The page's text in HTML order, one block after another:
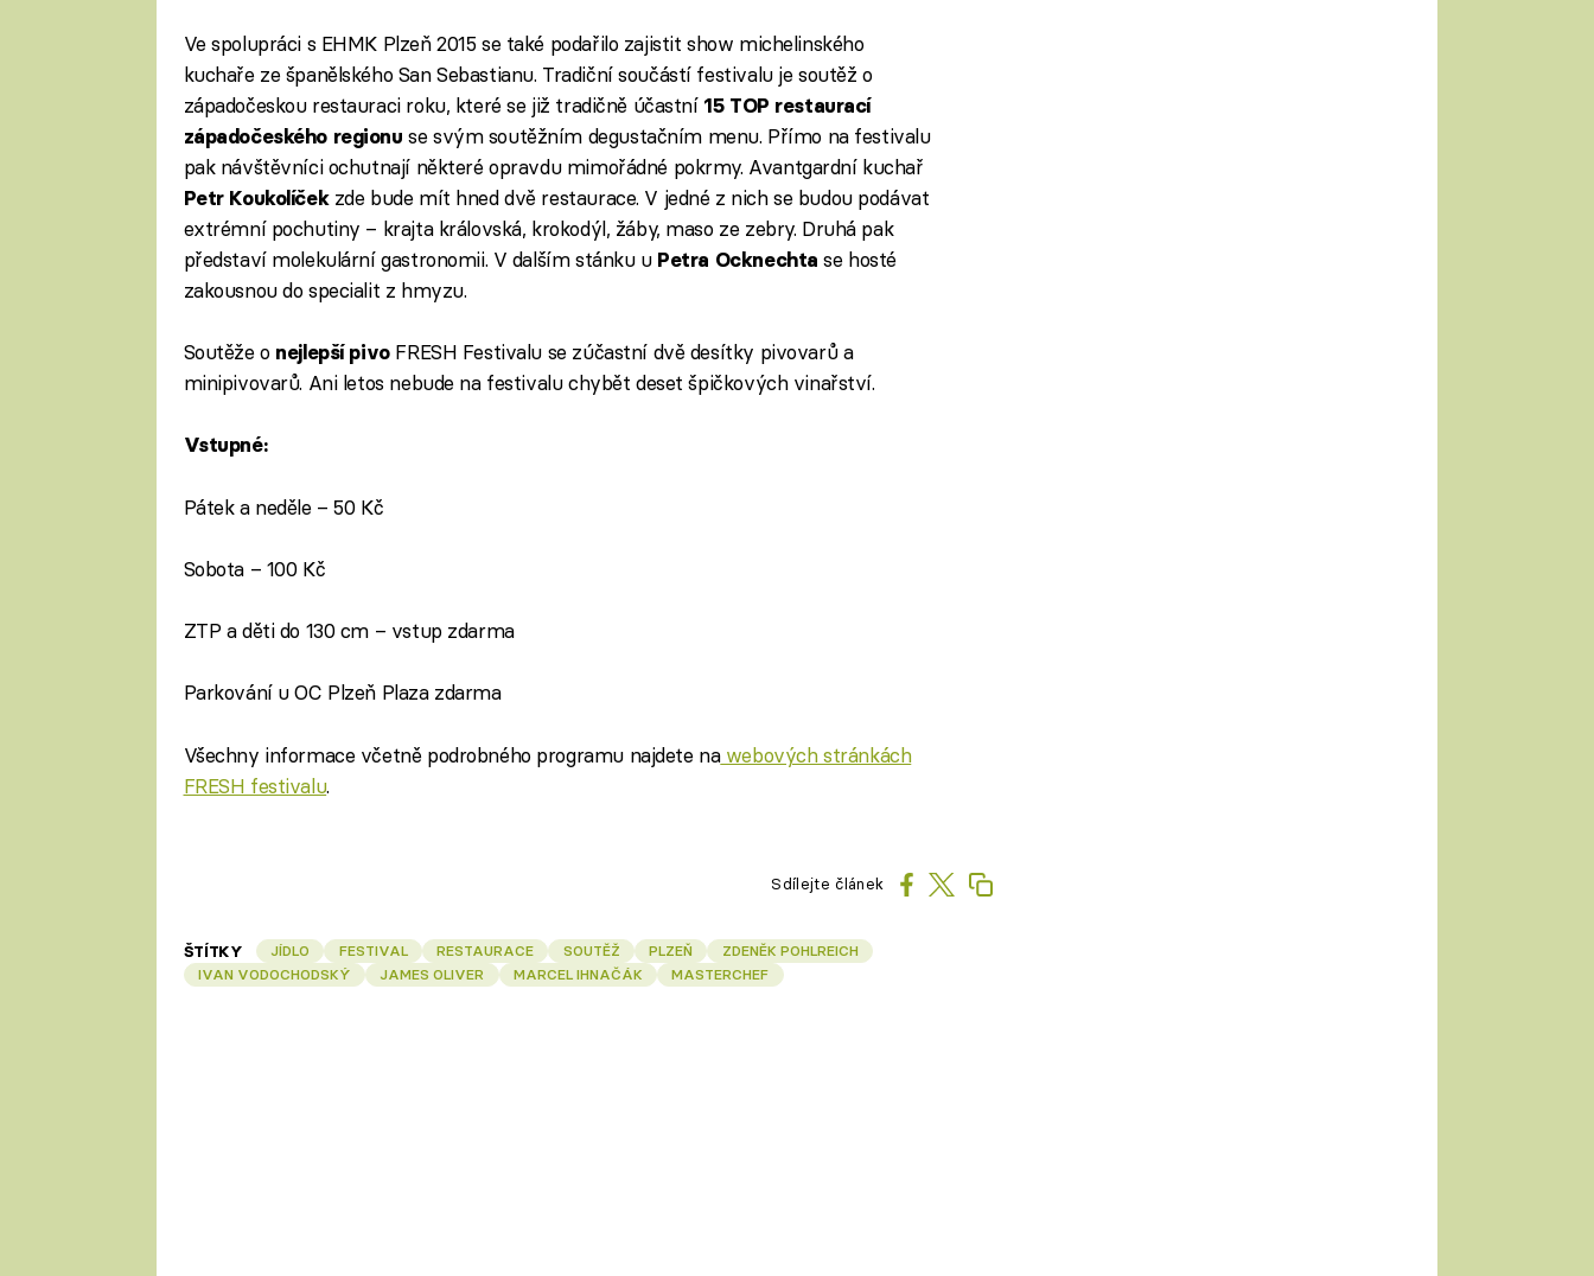
Ve spolupráci s EHMK Plzeň 2015 se také podařilo zajistit show michelinského
kuchaře ze španělského San Sebastianu. Tradiční součástí festivalu je soutěž o
západočeskou restauraci roku, které se již tradičně účastní 15 TOP restaurací
západočeského regionu se svým soutěžním degustačním menu. Přímo na festivalu
pak návštěvníci ochutnají některé opravdu mimořádné pokrmy. Avantgardní kuchař
Petr Koukolíčekzde bude mít hned dvě restaurace. V jedné z nich se budou podávat
extrémní pochutiny – krajta královská, krokodýl, žáby, maso ze zebry. Druhá pak
představí molekulární gastronomii. V dalším stánku u Petra Ocknechta se hosté
zakousnou do specialit z hmyzu.
Soutěže o nejlepší pivoFRESH Festivalu se zúčastní dvě desítky pivovarů a
minipivovarů. Ani letos nebude na festivalu chybět deset špičkových vinařství.
Vstupné:
Pátek a neděle – 50 Kč
Sobota – 100 Kč
ZTP a děti do 130 cm – vstup zdarma
Parkování u OC Plzeň Plaza zdarma
Všechny informace včetně podrobného programu najdete nawebových stránkách
FRESH festivalu.
Sdílejte článek
ŠTÍTKY JÍDLO FESTIVAL RESTAURACE SOUTĚŽ PLZEŇ
ZDENĚK POHLREICH
IVAN VODOCHODSKÝ
JAMES OLIVER MARCEL IHNAČÁK MASTERCHEF